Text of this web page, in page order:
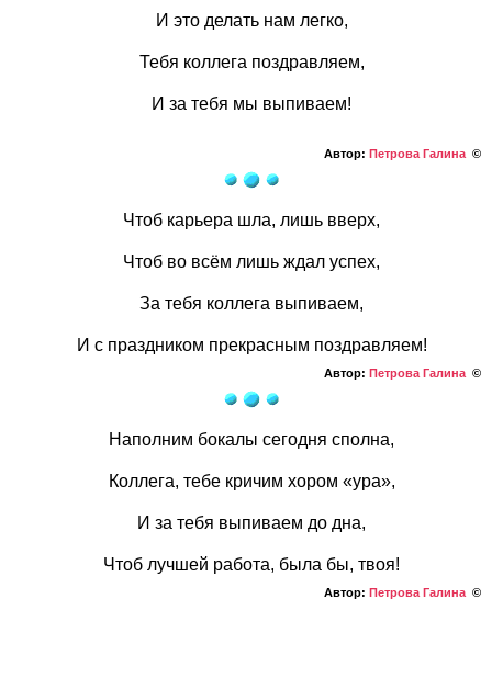
И это делать нам легко,
Тебя коллега поздравляем,
И за тебя мы выпиваем!
Автор: Петрова Галина ©
Чтоб карьера шла, лишь вверх,
Чтоб во всём лишь ждал успех,
За тебя коллега выпиваем,
И с праздником прекрасным поздравляем!
Автор: Петрова Галина ©
Наполним бокалы сегодня сполна,
Коллега, тебе кричим хором «ура»,
И за тебя выпиваем до дна,
Чтоб лучшей работа, была бы, твоя!
Автор: Петрова Галина ©